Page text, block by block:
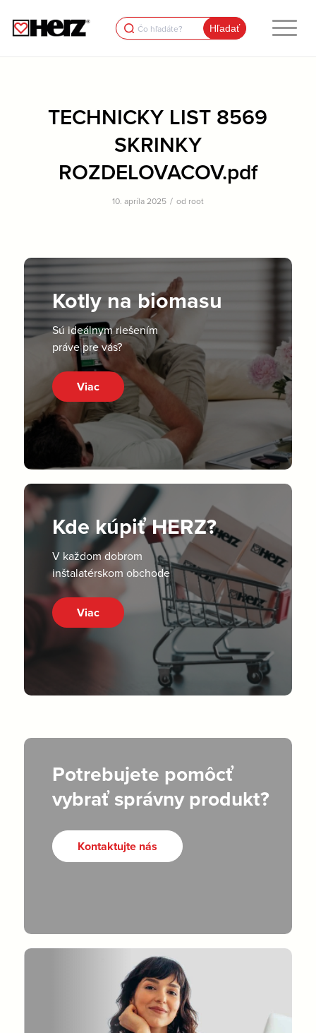
Search
for:
TECHNICKY LIST 8569
SKRINKY
ROZDELOVACOV.pdf
10. apríla 2025 / od root
Kotly na biomasu
Sú ideálnym riešením
práve pre vás?
Viac
Kde kúpiť HERZ?
V každom dobrom
inštalatérskom obchode
Viac
Potrebujete pomôcť
vybrať správny produkt?
Kontaktujte nás